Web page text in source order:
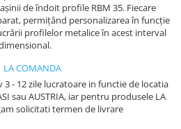
masa
masa
si cap
de îndoit profile RBM 35. Fiecare
permițând personalizarea în funcție
profilelor metalice în acest interval
LA COMANDA
3 - 12 zile lucratoare in functie de locatia
sau AUSTRIA, iar pentru produsele LA
solicitati termen de livrare